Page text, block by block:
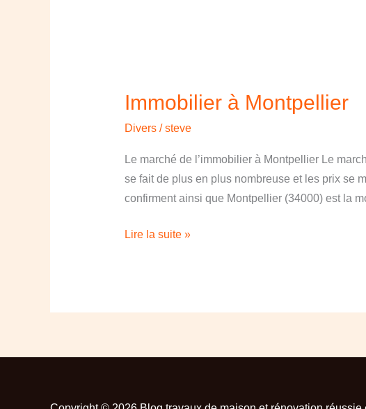
Immobilier à Montpellier
Divers/steve
Le marché de l’immobilier à Montpellier Le
se fait de plus en plus nombreuse et les prix se
confirment ainsi que Montpellier (34000) est la
Immobilier
Lire la suite »